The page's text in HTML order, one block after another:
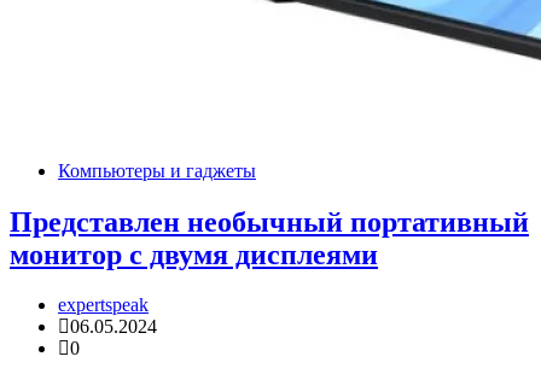
Компьютеры и гаджеты
Представлен необычный портативный
монитор с двумя дисплеями
expertspeak
06.05.2024
0